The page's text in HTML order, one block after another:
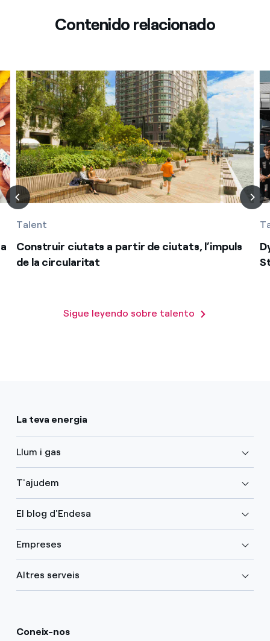
Contenido relacionado
Talent
Construir ciutats a partir de ciutats, l’impuls
de la circularitat
Sigue leyendo sobre talento
La teva energia
Llum i gas
T'ajudem
El blog d'Endesa
Empreses
Altres serveis
Coneix-nos